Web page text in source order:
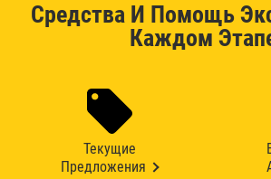
Средства И Помощь
Каждом
Текущие
Предложения